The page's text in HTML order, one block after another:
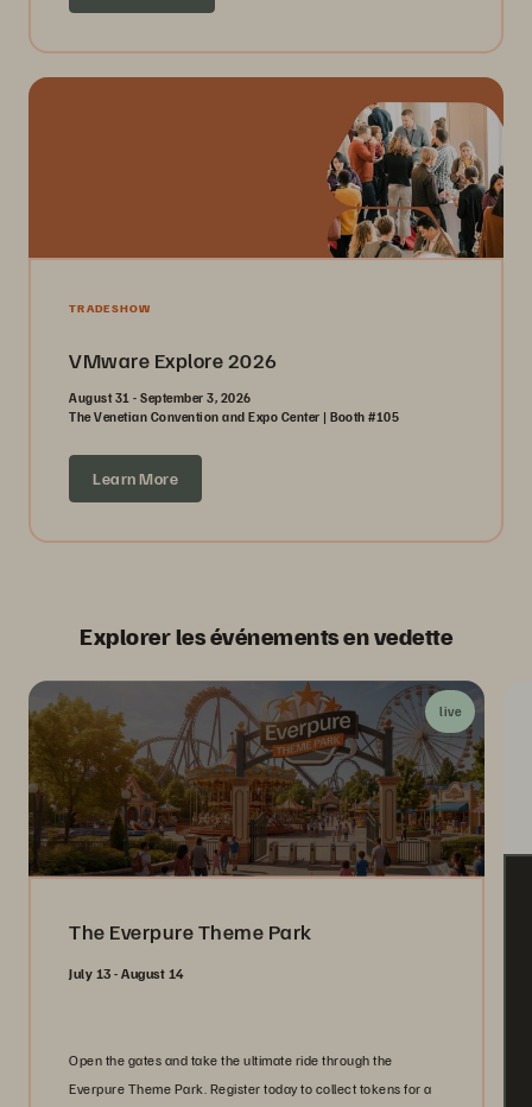
TRADESHOW
VMware Explore 2026
August 31 - September 3, 2026
The Venetian Convention and Expo Center | Booth #105
Learn More
Explorer les événements en vedette
live
The Everpure Theme Park
July 13 - August 14
Open the gates and take the ultimate ride through the
Everpure Theme Park. Register today to collect tokens for a